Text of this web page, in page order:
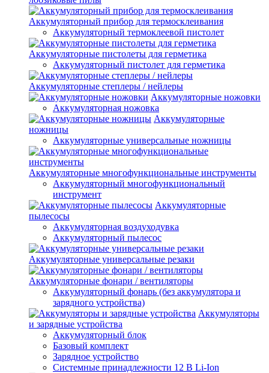
Аккумуляторный прибор для термосклеивания
Аккумуляторный термоклеевой пистолет
Аккумуляторные пистолеты для герметика
Аккумуляторный пистолет для герметика
Аккумуляторные степлеры / нейлеры
Аккумуляторные ножовки
Аккумуляторная ножовка
Аккумуляторные
ножницы
Аккумуляторные универсальные ножницы
Аккумуляторные многофункциональные инструменты
Аккумуляторный многофункциональный
инструмент
Аккумуляторные
пылесосы
Аккумуляторная воздуходувка
Аккумуляторный пылесос
Аккумуляторные универсальные резаки
Аккумуляторные фонари / вентиляторы
Аккумуляторный фонарь (без аккумулятора и
зарядного устройства)
Аккумуляторы
и зарядные устройства
Аккумуляторный блок
Базовый комплект
Зарядное устройство
Системные принадлежности 12 В Li-Ion